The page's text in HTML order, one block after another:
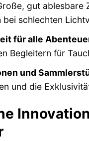
gut
bei schlechten
für alle
Begleitern für
und
und die